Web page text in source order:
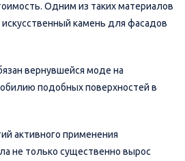
Одним из таких материалов
камень для фасадов
вернувшейся моде на
подобных поверхностей в
активного применения
не только существенно вырос